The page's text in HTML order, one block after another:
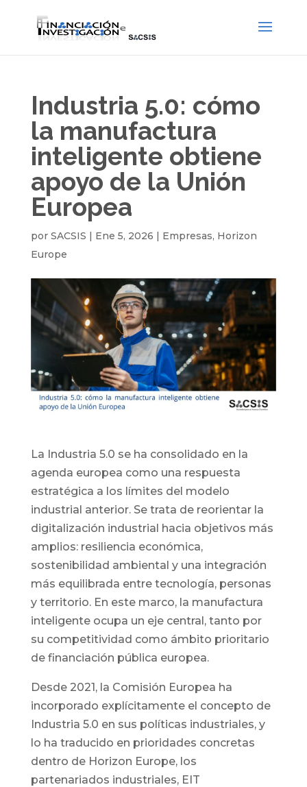
Industria 5.0: cómo
la manufactura
inteligente obtiene
apoyo de la Unión
Europea
por SACSIS | Ene 5, 2026 | Empresas, Horizon
Europe
La Industria 5.0 se ha consolidado en la
agenda europea como una respuesta
estratégica a los límites del modelo
industrial anterior. Se trata de reorientar la
digitalización industrial hacia objetivos más
amplios: resiliencia económica,
sostenibilidad ambiental y una integración
más equilibrada entre tecnología, personas
y territorio. En este marco, la manufactura
inteligente ocupa un eje central, tanto por
su competitividad como ámbito prioritario
de financiación pública europea.
Desde 2021, la Comisión Europea ha
incorporado explícitamente el concepto de
Industria 5.0 en sus políticas industriales, y
lo ha traducido en prioridades concretas
dentro de Horizon Europe, los
partenariados industriales, EIT